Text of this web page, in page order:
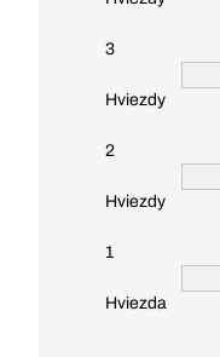
3
Hviezdy
2
Hviezdy
1
Hviezda